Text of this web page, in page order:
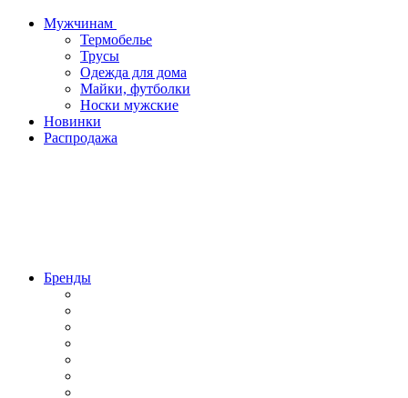
Мужчинам
Термобелье
Трусы
Одежда для дома
Майки, футболки
Носки мужские
Новинки
Распродажа
Бренды